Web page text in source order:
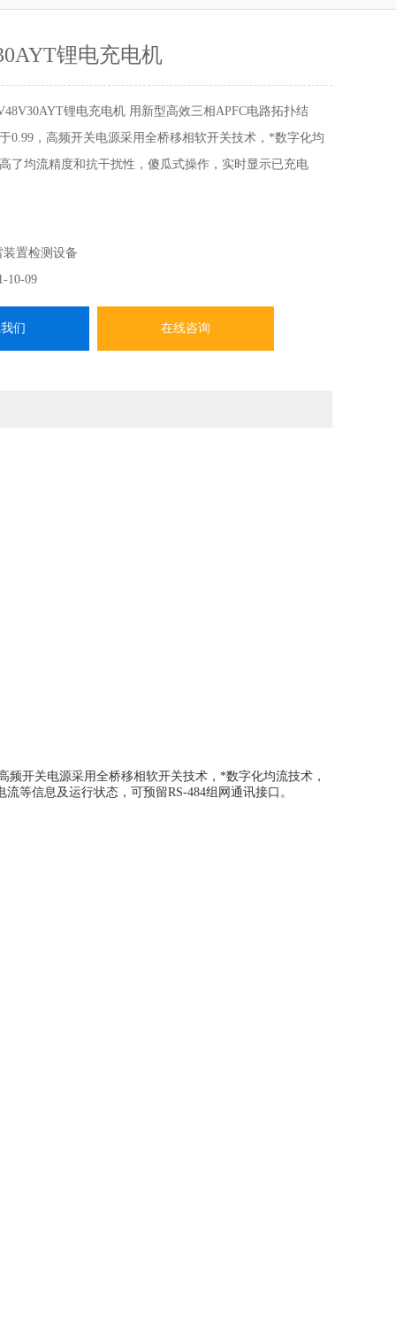
锂电充电机
锂电充电机 用新型高效三相APFC电路拓扑结
0.99，高频开关电源采用全桥移相软开关技术，*数字化均
了均流精度和抗干扰性，傻瓜式操作，实时显示已充电
装置检测设备
10-09
们 在线咨询
频开关电源采用全桥移相软开关技术，*数字化均流技术，
等信息及运行状态，可预留RS-484组网通讯接口。